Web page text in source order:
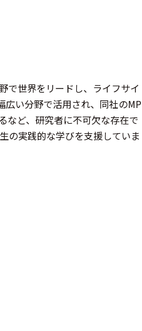
で世界をリードし、ライフサイ
広い分野で活用され、同社のMP
など、研究者に不可欠な存在で
の実践的な学びを支援していま